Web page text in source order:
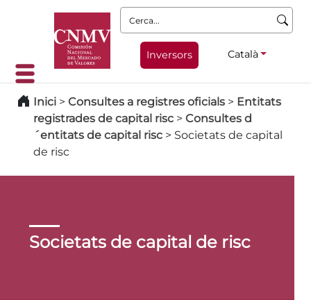
Cerca:
Inversors Català
Inici > Consultes a registres oficials > Entitats
registrades de capital risc > Consultes d
´entitats de capital risc > Societats de capital
de risc
Societats de capital de risc